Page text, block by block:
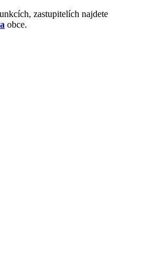
zastupitelích najdete
obce.